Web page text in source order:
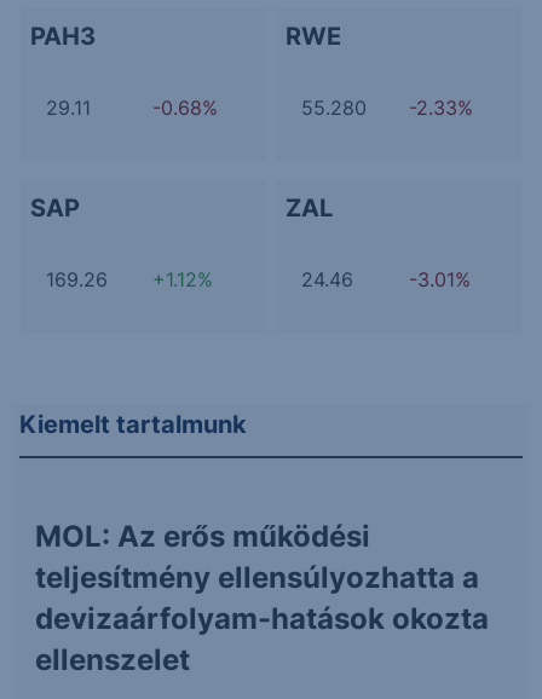
PAH3
29.11 -0.68%
RWE
55.280 -2.33%
SAP
169.26 +1.12%
ZAL
24.46 -3.01%
Kiemelt tartalmunk
MOL: Az erős működési
teljesítmény ellensúlyozhatta a
devizaárfolyam-hatások okozta
ellenszelet